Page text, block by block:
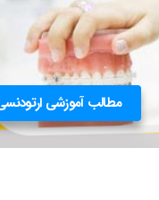
مطالب آموزشی